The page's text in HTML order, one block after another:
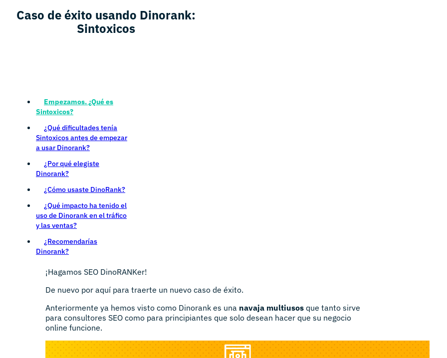
Caso de éxito usando Dinorank:
Sintoxicos
Empezamos. ¿Qué es
Sintoxicos?
¿Qué dificultades tenía
Sintoxicos antes de empezar
a usar Dinorank?
¿Por qué elegiste
Dinorank?
¿Cómo usaste DinoRank?
¿Qué impacto ha tenido el
uso de Dinorank en el tráfico
y las ventas?
¿Recomendarías
Dinorank?
¡Hagamos SEO DinoRANKer!
De nuevo por aquí para traerte un nuevo caso de éxito.
Anteriormente ya hemos visto como Dinorank es una navaja multiusos que tanto sirve
para consultores SEO como para principiantes que solo desean hacer que su negocio
online funcione.